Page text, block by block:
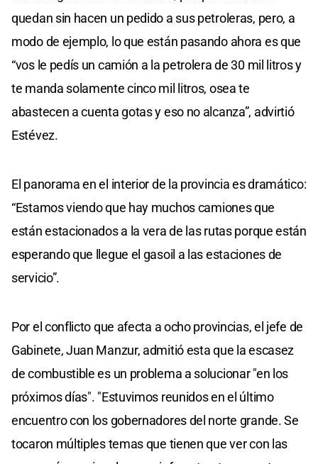
quedan sin hacen un pedido a sus petroleras, pero, a
modo de ejemplo, lo que están pasando ahora es que
“vos le pedís un camión a la petrolera de 30 mil litros y
te manda solamente cinco mil litros, osea te
abastecen a cuenta gotas y eso no alcanza”, advirtió
Estévez.
El panorama en el interior de la provincia es dramático:
“Estamos viendo que hay muchos camiones que
están estacionados a la vera de las rutas porque están
esperando que llegue el gasoil a las estaciones de
servicio”.
Por el conflicto que afecta a ocho provincias, el jefe de
Gabinete, Juan Manzur, admitió esta que la escasez
de combustible es un problema a solucionar "en los
próximos días". "Estuvimos reunidos en el último
encuentro con los gobernadores del norte grande. Se
tocaron múltiples temas que tienen que ver con las